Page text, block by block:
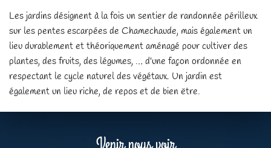
Les jardins désignent à la fois un sentier de randonnée périlleux
sur les pentes escarpées de Chamechaude, mais également un
lieu durablement et théoriquement aménagé pour cultiver des
plantes, des fruits, des légumes, … d'une façon ordonnée en
respectant le cycle naturel des végétaux. Un jardin est
également un lieu riche, de repos et de bien être.